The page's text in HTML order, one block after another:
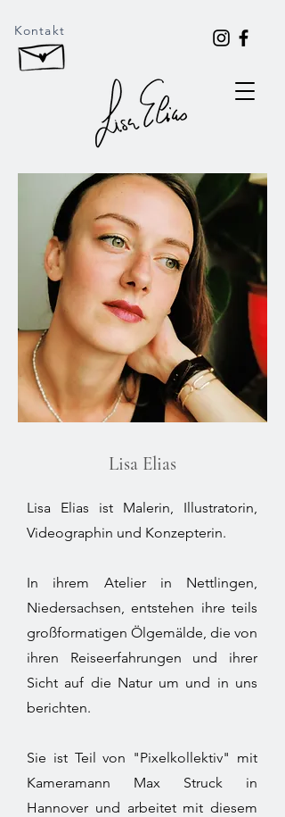
Kontakt
Lisa Elias
Lisa Elias ist Malerin, Illustratorin,
Videographin und Konzepterin.
In ihrem Atelier in Nettlingen,
Niedersachsen, entstehen ihre teils
großformatigen Ölgemälde, die von
ihren Reiseerfahrungen und ihrer
Sicht auf die Natur um und in uns
berichten.
Sie ist Teil von "Pixelkollektiv" mit
Kameramann Max Struck in
Hannover und arbeitet mit diesem